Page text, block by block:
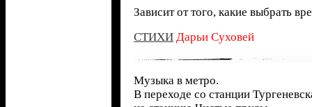
Зависит от того, какие выбрать
СТИХИ Дарьи Суховей
Музыка в метро.
В переходе со станции